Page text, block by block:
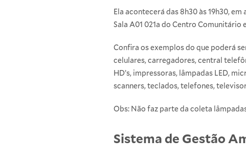
Ela acontecerá das 8h30 às 19h30,
Sala A01 021a do Centro
Confira os exemplos do que poderá
celulares, carregadores, central
HD’s, impressoras, lâmpadas LED,
scanners, teclados, telefones,
Obs: Não faz parte da coleta
Sistema de Gestão